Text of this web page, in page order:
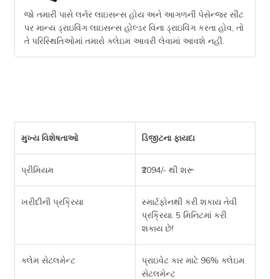
જો તમારી પાસે લર્નર લાઇસન્સ હોય અને આગળની પેસેન્જર સીટ
પર માન્ય ડ્રાઇવિંગ લાઇસન્સ હોલ્ડર વિના ડ્રાઇવિંગ કરતા હોવ, તો
તે પરિસ્થિતિઓમાં તમારો ક્લેઇમ આવરી લેવામાં આવશે નહીં.
મુખ્ય વિશેષતાઓ ડિજીટના ફાયદા
પ્રીમિયમ ₹2094/- થી શરૂ
ખરીદીની પ્રક્રિયા
સ્માર્ટફોનથી કરી શકાય તેવી
પ્રક્રિયા. 5 મિનિટમાં કરી
શકાય છે!
ક્લેમ સેટલમેન્ટ
પ્રાઇવેટ કાર માટે 96% ક્લેઇમ
સેટલમેન્ટ